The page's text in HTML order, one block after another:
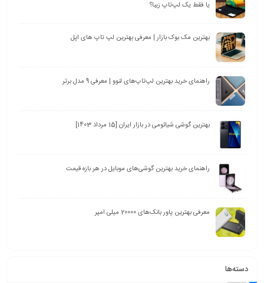
یا فقط یک لپ‌تاپ زیبا؟
بهترین مک بوک بازار | معرفی بهترین لپ تاپ های اپل
راهنمای خرید بهترین لپ‌تاپ‌های لنوو | معرفی 9 مدل برتر
بهترین گوشی شیائومی در بازار ایران [15 مرداد 1403]
راهنمای خرید بهترین گوشی‌های موبایل در هر بازه قیمت
معرفی بهترین پاور بانک‌های 20000 میلی امپر
دسته‌ها